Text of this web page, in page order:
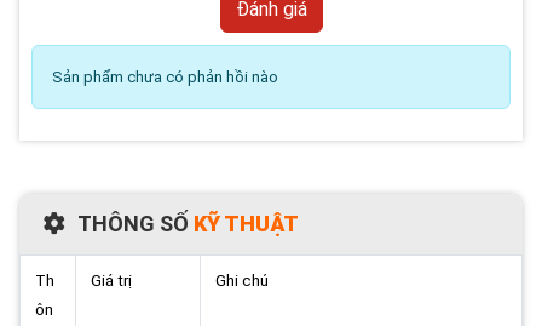
Sản phẩm chưa có phản hồi nào
THÔNG SỐ KỸ THUẬT
Th
ôn
Giá trị Ghi chú